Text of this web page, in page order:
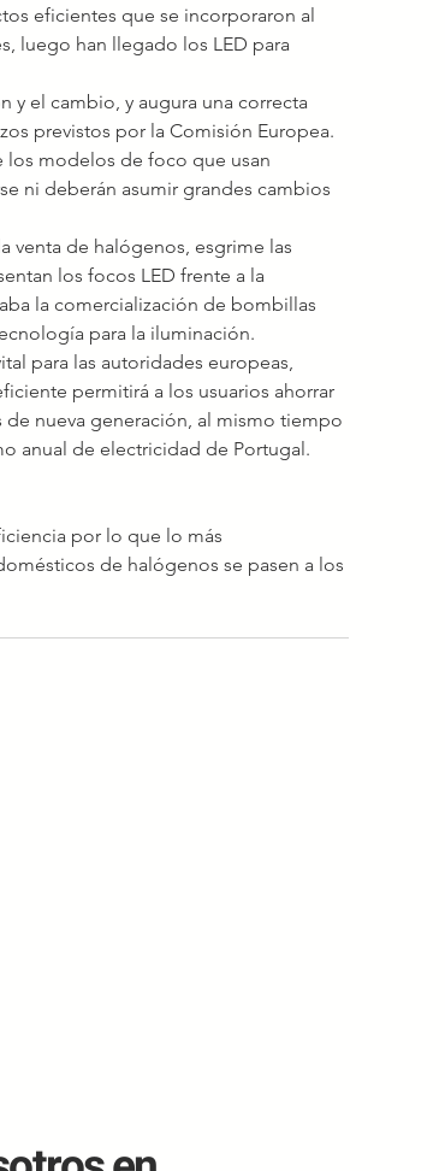
luego han llegado los LED para
previstos por la Comisión Europea.
ni deberán asumir grandes cambios
venta de halógenos, esgrime las
los focos LED frente a la
la comercialización de bombillas
para la iluminación.
para las autoridades europeas,
permitirá a los usuarios ahorrar
nueva generación, al mismo tiempo
anual de electricidad de Portugal.
por lo que lo más
de halógenos se pasen a los